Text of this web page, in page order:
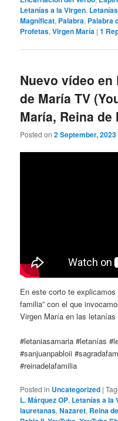
Letanías a la Virgen,
Magníficat, Palabra, Palabra
Profetas,Virgen María |1
Nuevo vídeo en
de María TV
María, Reina de
Posted on2 September, 2023
En este corto te
familia” con el que
Virgen María en las letanías
#letaniasamaria #letanías
#sanjuanpabloii
#reinadelafamilia
Posted in Uncategorized |
L. Márquez OP, Letanías a la
lauretanas,Nazaret, Reina